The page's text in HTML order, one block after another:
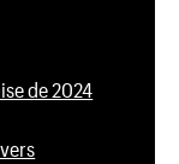
de 2024